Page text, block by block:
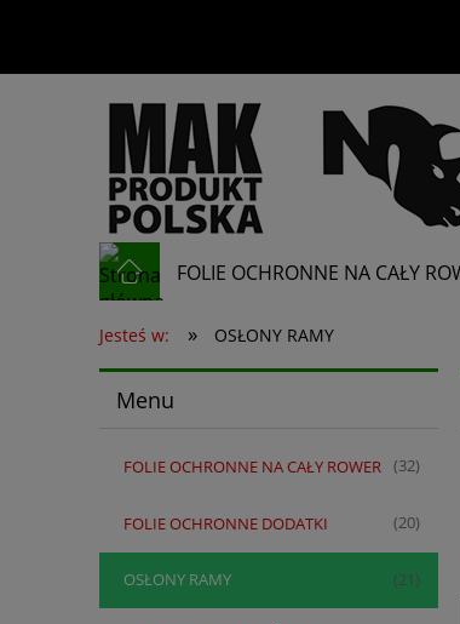
FOLIE OCHRONNE NA CAŁY
OSŁONY POD ŁAŃCUCH
Jesteś w: » OSŁONY RAMY
Menu
FOLIE OCHRONNE NA CAŁY ROWER (32)
FOLIE OCHRONNE DODATKI (20)
OSŁONY RAMY (21)